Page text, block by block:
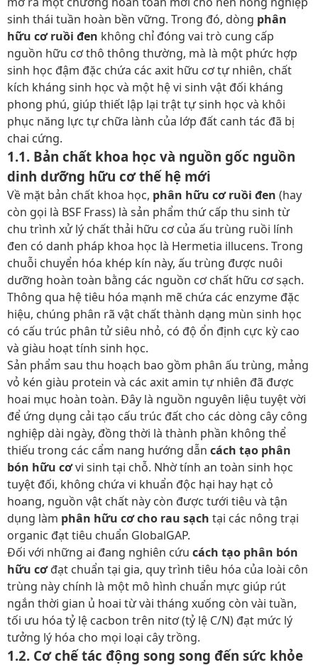
sinh thái tuần hoàn bền vững. Trong đó, dòng phân
hữu cơ ruồi đen không chỉ đóng vai trò cung cấp
nguồn hữu cơ thô thông thường, mà là một phức hợp
sinh học đậm đặc chứa các axit hữu cơ tự nhiên, chất
kích kháng sinh học và một hệ vi sinh vật đối kháng
phong phú, giúp thiết lập lại trật tự sinh học và khôi
phục năng lực tự chữa lành của lớp đất canh tác đã bị
chai cứng.
1.1. Bản chất khoa học và nguồn gốc nguồn
dinh dưỡng hữu cơ thế hệ mới
Về mặt bản chất khoa học, phân hữu cơ ruồi đen (hay
còn gọi là BSF Frass) là sản phẩm thứ cấp thu sinh từ
chu trình xử lý chất thải hữu cơ của ấu trùng ruồi lính
đen có danh pháp khoa học là Hermetia illucens. Trong
chuỗi chuyển hóa khép kín này, ấu trùng được nuôi
dưỡng hoàn toàn bằng các nguồn cơ chất hữu cơ sạch.
Thông qua hệ tiêu hóa mạnh mẽ chứa các enzyme đặc
hiệu, chúng phân rã vật chất thành dạng mùn sinh học
có cấu trúc phân tử siêu nhỏ, có độ ổn định cực kỳ cao
và giàu hoạt tính sinh học.
Sản phẩm sau thu hoạch bao gồm phân ấu trùng, mảng
vỏ kén giàu protein và các axit amin tự nhiên đã được
hoai mục hoàn toàn. Đây là nguồn nguyên liệu tuyệt vời
để ứng dụng cải tạo cấu trúc đất cho các dòng cây công
nghiệp dài ngày, đồng thời là thành phần không thể
thiếu trong các cẩm nang hướng dẫn cách tạo phân
bón hữu cơvi sinh tại chỗ. Nhờ tính an toàn sinh học
tuyệt đối, không chứa vi khuẩn độc hại hay hạt cỏ
hoang, nguồn vật chất này còn được tưới tiêu và tận
dụng làm phân hữu cơ cho rau sạch tại các nông trại
organic đạt tiêu chuẩn GlobalGAP.
Đối với những ai đang nghiên cứu cách tạo phân bón
hữu cơđạt chuẩn tại gia, quy trình tiêu hóa của loài côn
trùng này chính là một mô hình chuẩn mực giúp rút
ngắn thời gian ủ hoai từ vài tháng xuống còn vài tuần,
tối ưu hóa tỷ lệ cacbon trên nitơ (tỷ lệ C/N) đạt mức lý
tưởng lý hóa cho mọi loại cây trồng.
1.2. Cơ chế tác động song song đến sức khỏe